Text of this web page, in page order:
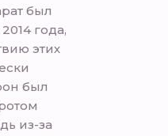
был
года,
этих
был
из-за